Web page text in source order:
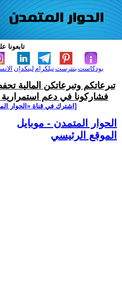
تابعونا
لينكدإن تيلكرامبنترست بودكاست
تبرعاتكم وتبرعاتكن المالية
فشاركونا في دعم استمرارية
[اشترك في قناة ‫«الحوار
الحوار المتمدن - موبايل
الموقع الرئيسي